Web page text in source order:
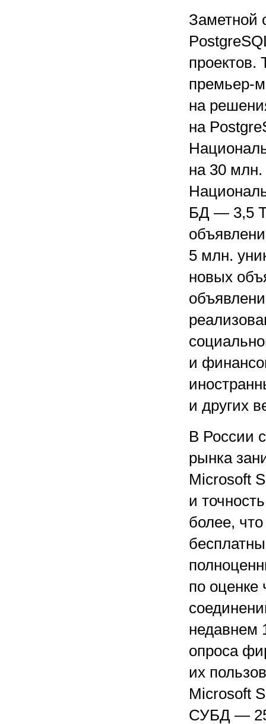
Заметной
проектов.
премьер-
на
на
на 30 млн.
БД — 3,5
5 млн.
новых
и
и других
В России
рынка
Microsoft
и
более,
по оценке
опроса
их
Microsoft
СУБД —